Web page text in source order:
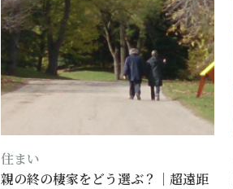
住まい
親の終の棲家をどう選ぶ？｜超遠距